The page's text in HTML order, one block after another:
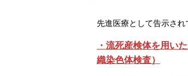
先進医療として告示され
・流死産検体を用い
織染色体検査）